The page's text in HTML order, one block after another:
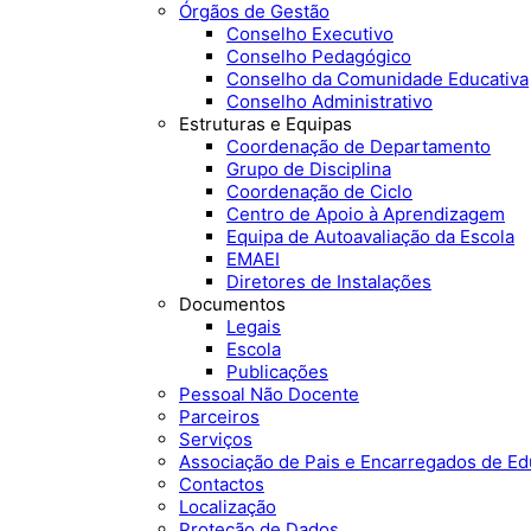
Órgãos de Gestão
Conselho Executivo
Conselho Pedagógico
Conselho da Comunidade Educativa
Conselho Administrativo
Estruturas e Equipas
Coordenação de Departamento
Grupo de Disciplina
Coordenação de Ciclo
Centro de Apoio à Aprendizagem
Equipa de Autoavaliação da Escola
EMAEI
Diretores de Instalações
Documentos
Legais
Escola
Publicações
Pessoal Não Docente
Parceiros
Serviços
Associação de Pais e Encarregados de
Contactos
Localização